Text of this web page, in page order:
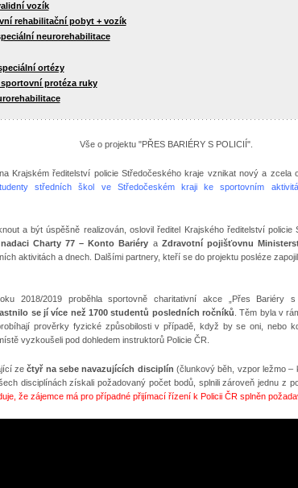
vozík
rehabilitační pobyt + vozík
neurorehabilitace
ortézy
protéza ruky
Vše o projektu "PŘES BARIÉRY S POLICIÍ".
Krajském ředitelství policie Středočeského kraje vznikat nový a zcela
středních škol ve Středočeském kraji ke sportovním
a být úspěšně realizován, oslovil ředitel Krajského ředitelství policie
nadaci Charty 77 – Konto Bariéry a Zdravotní pojišťovnu
aktivitách a dnech. Dalšími partnery, kteří se do projektu posléze
2018/2019 proběhla sportovně charitativní akce „Přes Bariéry
se jí více než 1700 studentů posledních ročníků . Těm byla v
prověrky fyzické způsobilosti v případě, když by se oni, nebo
vyzkoušeli pod dohledem instruktorů Policie ČR.
zečtyř na sebe navazujících disciplín (člunkový běh, vzpor ležmo –
disciplínách získali požadovaný počet bodů, splnili zároveň jednu z
že zájemce má pro případné přijímací řízení k Policii ČR splněn